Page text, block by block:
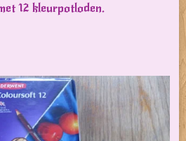
12 kleurpotloden.